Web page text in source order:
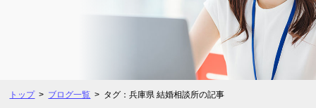
トップ ブログ一覧 タグ：兵庫県 結婚相談所の記事